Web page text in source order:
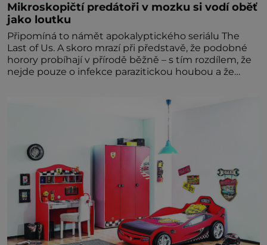
Mikroskopičtí predátoři v mozku si vodí oběť
jako loutku
Připomíná to námět apokalyptického seriálu The
Last of Us. A skoro mrazí při představě, že podobné
horory probíhají v přírodě běžně – s tím rozdílem, že
nejde pouze o infekce parazitickou houbou a že
zombie není nic nemožného ani v naší přírodě.